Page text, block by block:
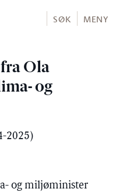
SØK MENY
Ola
og
2025)
og miljøminister